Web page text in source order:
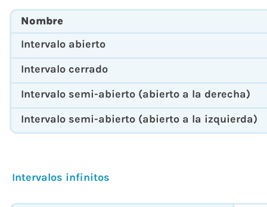
Nombre
Intervalo abierto
Intervalo cerrado
Intervalo semi-abierto (abierto a la derecha)
Intervalo semi-abierto (abierto a la izquierda)
Intervalos infinitos